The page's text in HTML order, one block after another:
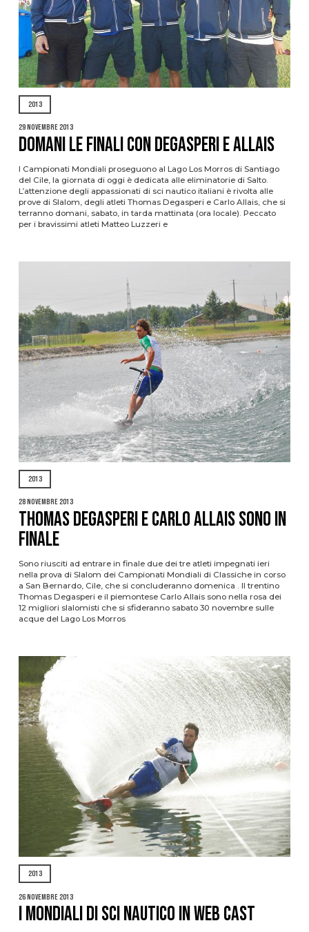
2013
29 Novembre 2013
DOMANI LE FINALI CON DEGASPERI E ALLAIS
I Campionati Mondiali proseguono al Lago Los Morros di Santiago
del Cile, la giornata di oggi è dedicata alle eliminatorie di Salto.
L’attenzione degli appassionati di sci nautico italiani è rivolta alle
prove di Slalom, degli atleti Thomas Degasperi e Carlo Allais, che si
terranno domani, sabato, in tarda mattinata (ora locale). Peccato
per i bravissimi atleti Matteo Luzzeri e
2013
28 Novembre 2013
THOMAS DEGASPERI E CARLO ALLAIS SONO IN
FINALE
Sono riusciti ad entrare in finale due dei tre atleti impegnati ieri
nella prova di Slalom dei Campionati Mondiali di Classiche in corso
a San Bernardo, Cile, che si concluderanno domenica . Il trentino
Thomas Degasperi e il piemontese Carlo Allais sono nella rosa dei
12 migliori slalomisti che si sfideranno sabato 30 novembre sulle
acque del Lago Los Morros
2013
26 Novembre 2013
I MONDIALI DI SCI NAUTICO IN WEB CAST